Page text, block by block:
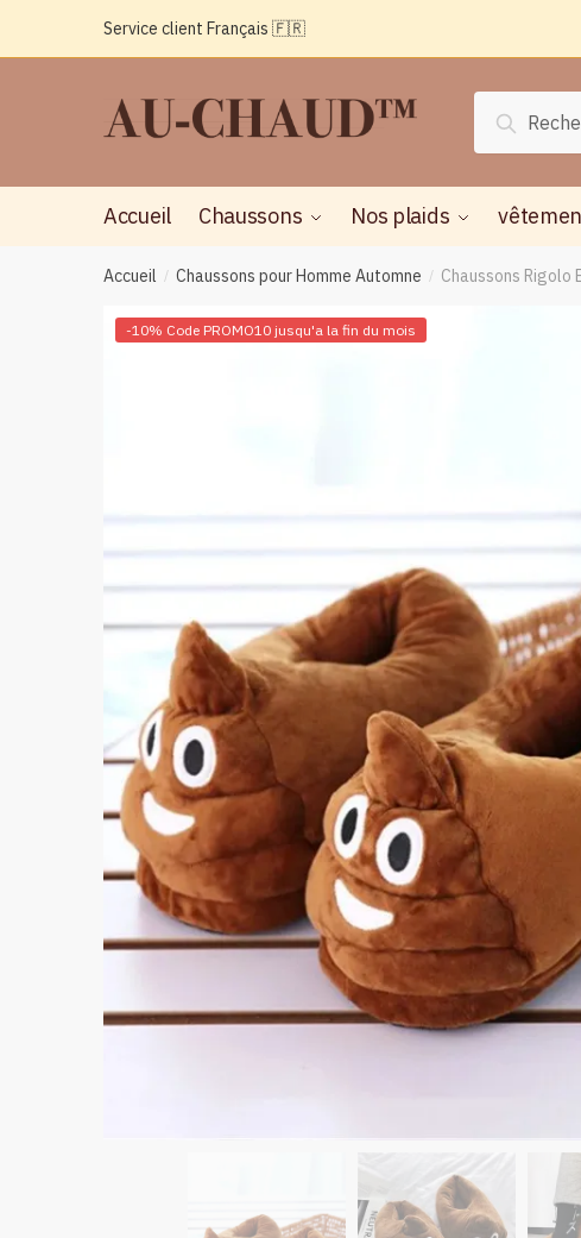
Service client Français 🇫🇷
pour :
Accueil Chaussons Nos plaids
Accueil / Chaussons pour Homme Automne / Chaussons Rigolo
-10% Code PROMO10 jusqu'a la fin du mois